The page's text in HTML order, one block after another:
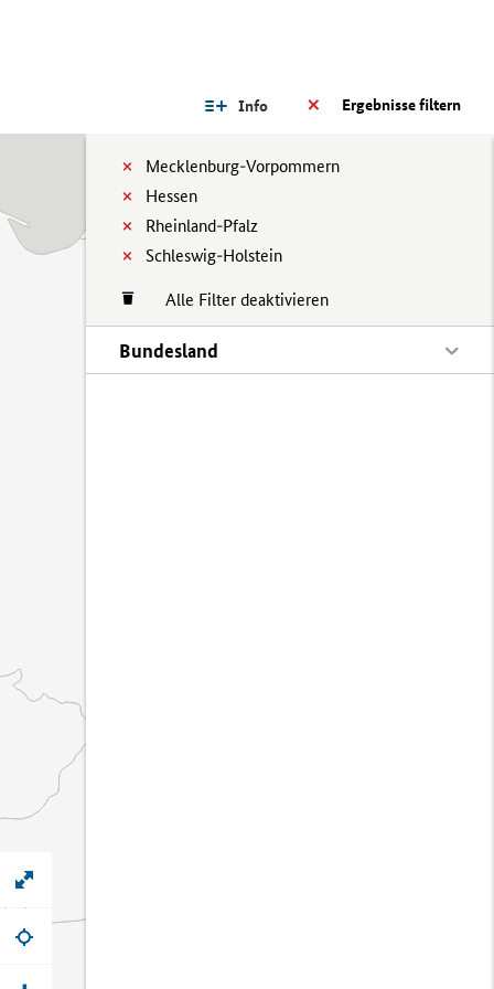
Ergebnisse filtern
Info
Mecklenburg-Vorpommern
Hessen
Rheinland-Pfalz
Schleswig-Holstein
Alle Filter deaktivieren
Bundesland